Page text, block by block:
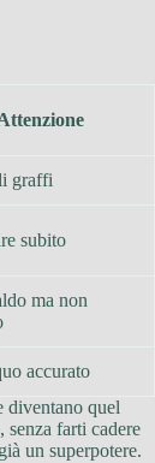
graffi
subito
ma non
accurato
diventano quel
senza farti cadere
un superpotere.